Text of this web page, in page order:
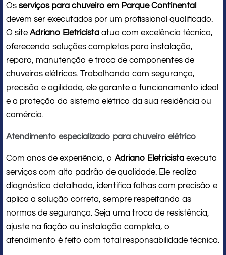
Os serviços para chuveiro em Parque Continental
devem ser executados por um profissional qualificado.
O site Adriano Eletricista atua com excelência técnica,
oferecendo soluções completas para instalação,
reparo, manutenção e troca de componentes de
chuveiros elétricos. Trabalhando com segurança,
precisão e agilidade, ele garante o funcionamento ideal
e a proteção do sistema elétrico da sua residência ou
comércio.
Atendimento especializado para chuveiro elétrico
Com anos de experiência, o Adriano Eletricista executa
serviços com alto padrão de qualidade. Ele realiza
diagnóstico detalhado, identifica falhas com precisão e
aplica a solução correta, sempre respeitando as
normas de segurança. Seja uma troca de resistência,
ajuste na fiação ou instalação completa, o
atendimento é feito com total responsabilidade técnica.